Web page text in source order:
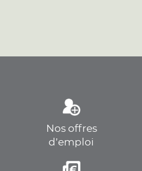
Nos offres
d’emploi